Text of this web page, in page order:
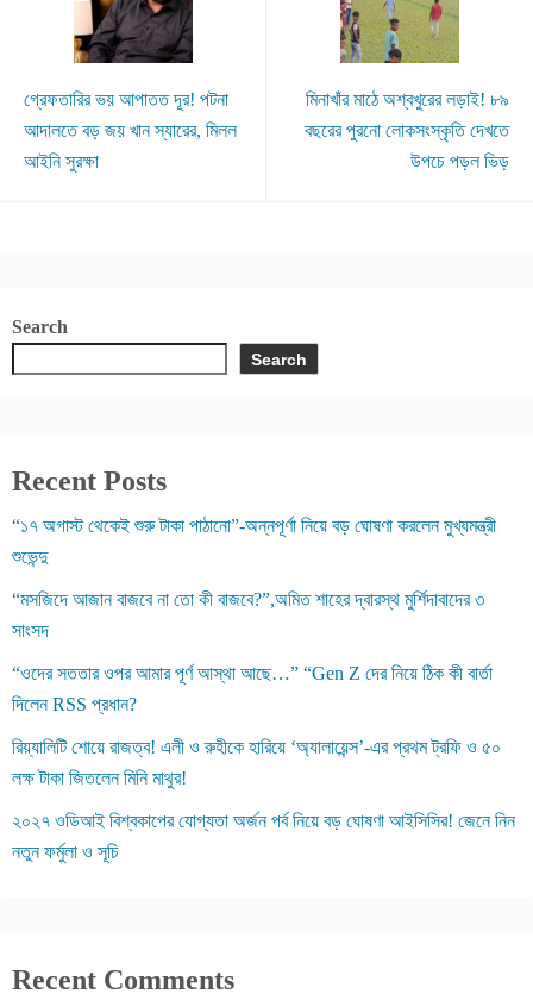
গ্রেফতারির ভয় আপাতত দূর! পটনা
আদালতে বড় জয় খান স্যারের, মিলল
আইনি সুরক্ষা
মিনাখাঁর মাঠে অশ্বখুরের লড়াই! ৮৯
বছরের পুরনো লোকসংস্কৃতি দেখতে
উপচে পড়ল ভিড়
Search
Search
Recent Posts
“১৭ অগাস্ট থেকেই শুরু টাকা পাঠানো”-অন্নপূর্ণা নিয়ে বড় ঘোষণা করলেন মুখ্যমন্ত্রী
শুভেন্দু
“মসজিদে আজান বাজবে না তো কী বাজবে?”,অমিত শাহের দ্বারস্থ মুর্শিদাবাদের ৩
সাংসদ
“ওদের সততার ওপর আমার পূর্ণ আস্থা আছে…” “Gen Z দের নিয়ে ঠিক কী বার্তা
দিলেন RSS প্রধান?
রিয়্যালিটি শোয়ে রাজত্ব! এলী ও রুহীকে হারিয়ে ‘অ্যালায়েন্স’-এর প্রথম ট্রফি ও ৫০
লক্ষ টাকা জিতলেন মিনি মাথুর!
২০২৭ ওডিআই বিশ্বকাপের যোগ্যতা অর্জন পর্ব নিয়ে বড় ঘোষণা আইসিসির! জেনে নিন
নতুন ফর্মুলা ও সূচি
Recent Comments